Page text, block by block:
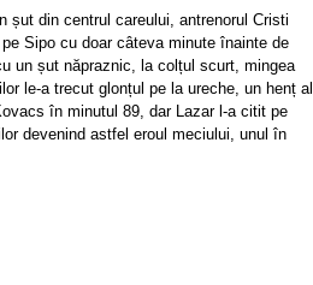
șut din centrul careului, antrenorul Cristi
Sipo cu doar câteva minute înainte de
un șut năpraznic, la colțul scurt, mingea
le-a trecut glonțul pe la ureche, un henț al
în minutul 89, dar Lazar l-a citit pe
devenind astfel eroul meciului, unul în